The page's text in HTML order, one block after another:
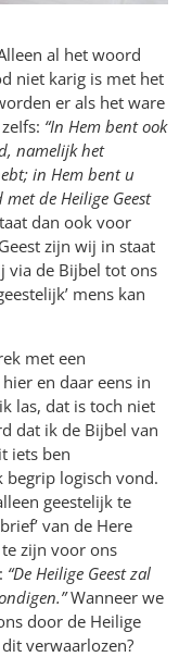
al het woord
niet karig is met het
er als het ware
“In Hem bent ook
namelijk het
in Hem bent u
de Heilige Geest
dan ook voor
zijn wij in staat
via de Bijbel tot ons
mens kan
met een
en daar eens in
las, dat is toch niet
dat ik de Bijbel van
iets ben
begrip logisch vond.
geestelijk te
van de Here
zijn voor ons
“De Heilige Geest zal
Wanneer we
door de Heilige
verwaarlozen?